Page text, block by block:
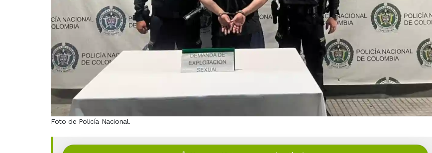
Foto de Policía Nacional.